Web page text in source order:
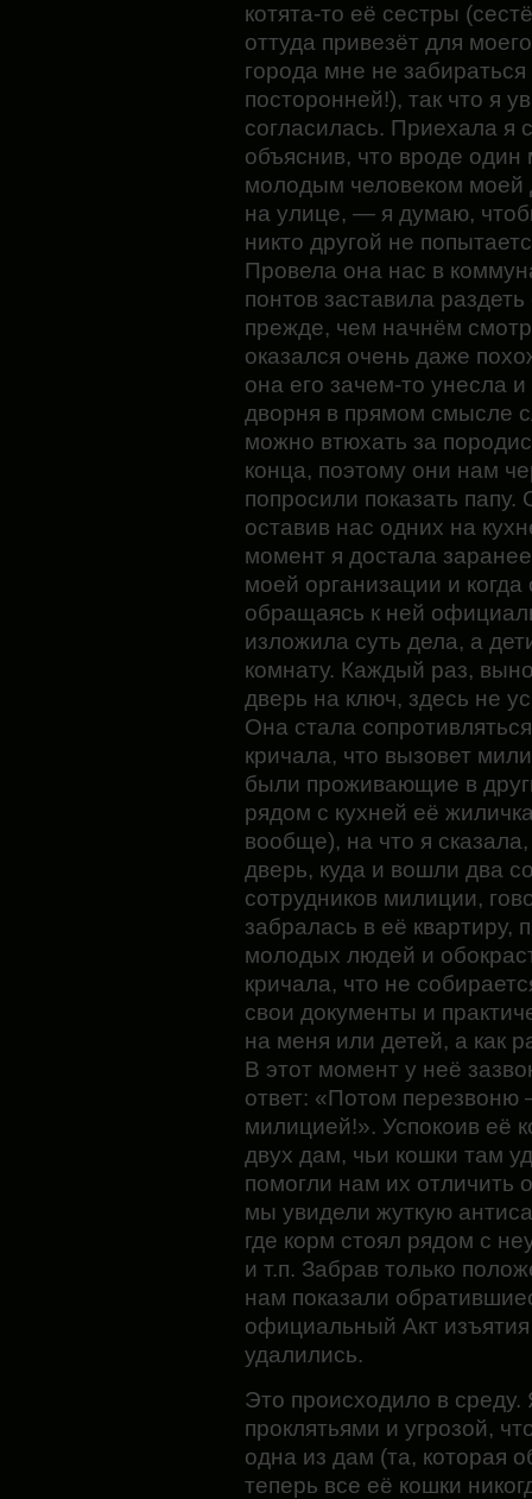
котята-то её сестры
оттуда привезёт для
города мне не забираться
посторонней!), так что я
согласилась. Приехала я
объяснив, что вроде один
молодым человеком моей
на улице, — я думаю,
никто другой не
Провела она нас в
понтов заставила
прежде, чем начнём
оказался очень даже
она его зачем-то унесла
дворня в прямом смысле
можно втюхать за
конца, поэтому они нам
попросили показать папу.
оставив нас одних на
момент я достала
моей организации и
обращаясь к ней
изложила суть дела, а
комнату. Каждый раз,
дверь на ключ, здесь не
Она стала
кричала, что вызовет
были проживающие в
рядом с кухней её
вообще), на что я
дверь, куда и вошли два
сотрудников милиции,
забралась в её
молодых людей и
кричала, что не
свои документы и
на меня или детей, а как
В этот момент у неё
ответ: «Потом
милицией!». Успокоив её
двух дам, чьи кошки там
помогли нам их отличить
мы увидели жуткую
где корм стоял рядом с
и т.п. Забрав только
нам показали
официальный Акт
удалились.
Это происходило в
проклятьями и угрозой,
одна из дам (та, которая
теперь все её кошки